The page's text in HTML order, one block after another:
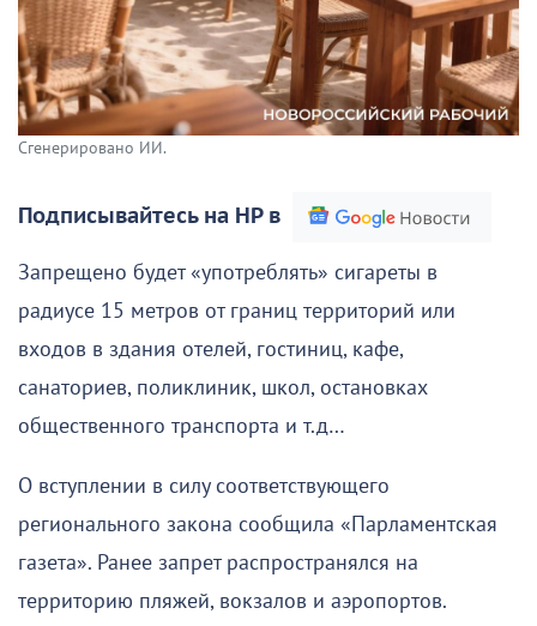
Сгенерировано ИИ.
Подписывайтесь на НР в
Запрещено будет «употреблять» сигареты в
радиусе 15 метров от границ территорий или
входов в здания отелей, гостиниц, кафе,
санаториев, поликлиник, школ, остановках
общественного транспорта и т.д…
О вступлении в силу соответствующего
регионального закона сообщила «Парламентская
газета». Ранее запрет распространялся на
территорию пляжей, вокзалов и аэропортов.